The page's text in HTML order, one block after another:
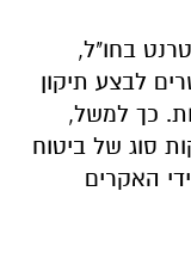
בחו"ל,
לבצע תיקון
כך למשל,
סוג של ביטוח
האקרים